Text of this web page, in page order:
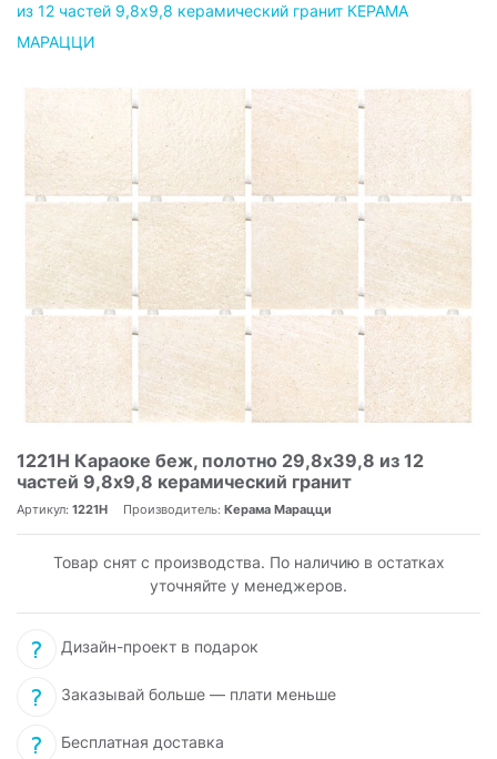
из 12 частей 9,8х9,8 керамический гранит КЕРАМА
МАРАЦЦИ
1221H Караоке беж, полотно 29,8х39,8 из 12
частей 9,8х9,8 керамический гранит
Артикул: 1221H Производитель: Керама Марацци
Товар снят с производства. По наличию в остатках
уточняйте у менеджеров.
Дизайн-проект в подарок
Заказывай больше — плати меньше
Бесплатная доставка